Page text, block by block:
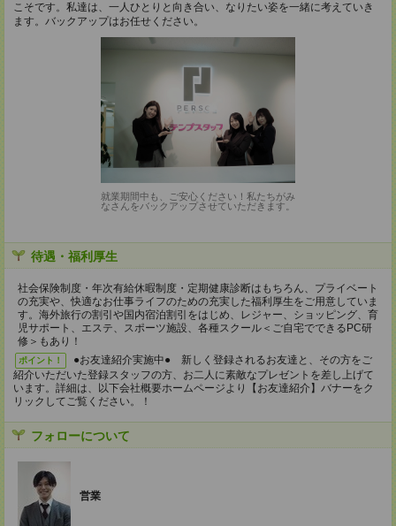
こそです。私達は、一人ひとりと向き合い、なりたい姿を一緒に考えていき
ます。バックアップはお任せください。
就業期間中も、ご安心ください！私たちがみ
なさんをバックアップさせていただきます。
待遇・福利厚生
社会保険制度・年次有給休暇制度・定期健康診断はもちろん、プライベート
の充実や、快適なお仕事ライフのための充実した福利厚生をご用意していま
す。海外旅行の割引や国内宿泊割引をはじめ、レジャー、ショッピング、育
児サポート、エステ、スポーツ施設、各種スクール＜ご自宅でできるPC研
修＞もあり！
ポイント！
●お友達紹介実施中● 新しく登録されるお友達と、その方をご
紹介いただいた登録スタッフの方、お二人に素敵なプレゼントを差し上げて
います。詳細は、以下会社概要ホームページより【お友達紹介】バナーをク
リックしてご覧ください。！
フォローについて
営業